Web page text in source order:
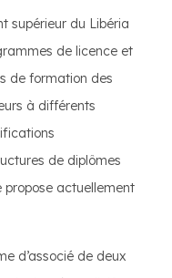
supérieur du Libéria
de licence et
de formation des
à différents
de diplômes
propose actuellement
d’associé de deux